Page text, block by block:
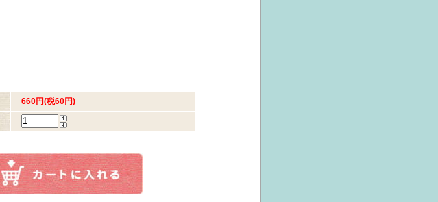
660円(税60円)